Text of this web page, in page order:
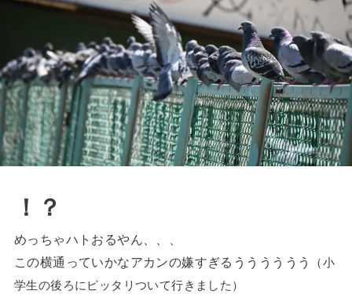
！？
めっちゃハトおるやん、、、
この横通っていかなアカンの嫌すぎるうううううう
（小
学生の後ろにピッタリついて行きました）